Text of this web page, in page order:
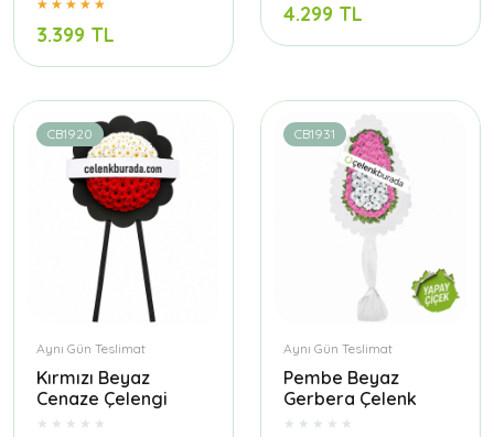
3.399 TL
4.299 TL
CB1920
Aynı Gün Teslimat
Kırmızı Beyaz
Cenaze Çelengi
CB1931
Aynı Gün Teslimat
Pembe Beyaz
Gerbera Çelenk